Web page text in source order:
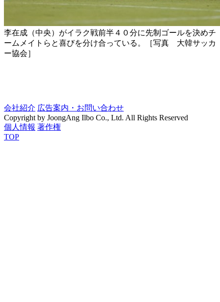
李在成（中央）がイラク戦前半４０分に先制ゴールを決めチ
ームメイトらと喜びを分け合っている。［写真 大韓サッカ
ー協会］
会社紹介 広告案内・お問い合わせ
Copyright by JoongAng Ilbo Co., Ltd. All Rights Reserved
個人情報 著作権
TOP